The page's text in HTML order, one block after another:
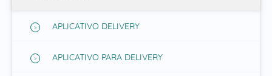
APLICATIVO DELIVERY
APLICATIVO PARA DELIVERY